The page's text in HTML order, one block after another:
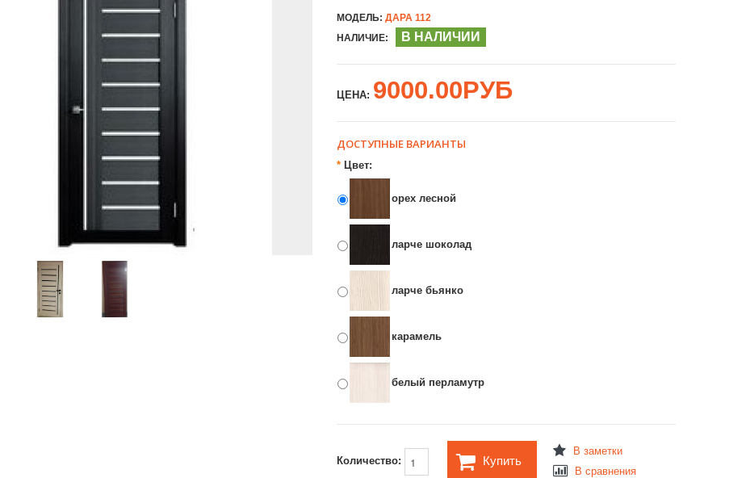
МОДЕЛЬ: ДАРА 112
НАЛИЧИЕ:
В НАЛИЧИИ
ЦЕНА: 9000.00РУБ
ДОСТУПНЫЕ ВАРИАНТЫ
* Цвет:
орех лесной
ларче шоколад
ларче бьянко
карамель
белый перламутр
Количество: Купить
В заметки
В сравнения